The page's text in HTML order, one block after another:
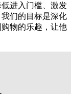
进入门槛、激发
们的目标是深化
物的乐趣，让他